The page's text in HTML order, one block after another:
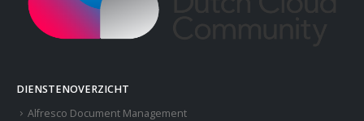
DIENSTENOVERZICHT
Alfresco Document Management